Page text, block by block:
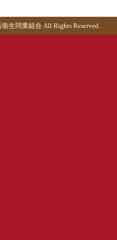
生同業組合 All Rights Reserved.